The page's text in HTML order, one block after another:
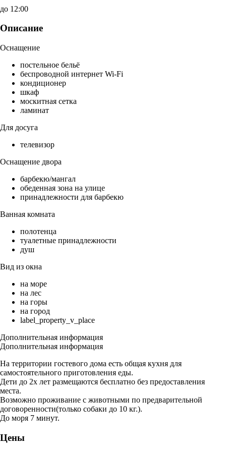
до 12:00
Описание
Оснащение
постельное бельё
беспроводной интернет Wi-Fi
кондиционер
шкаф
москитная сетка
ламинат
Для досуга
телевизор
Оснащение двора
барбекю/мангал
обеденная зона на улице
принадлежности для барбекю
Ванная комната
полотенца
туалетные принадлежности
душ
Вид из окна
на море
на лес
на горы
на город
label_property_v_place
Дополнительная информация
Дополнительная информация
На территории гостевого дома есть общая кухня для
самостоятельного приготовления еды.
Дети до 2х лет размещаются бесплатно без предоставления
места.
Возможно проживание с животными по предварительной
договоренности(только собаки до 10 кг.).
До моря 7 минут.
Цены